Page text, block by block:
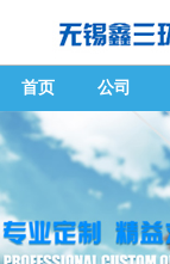
首页 公司